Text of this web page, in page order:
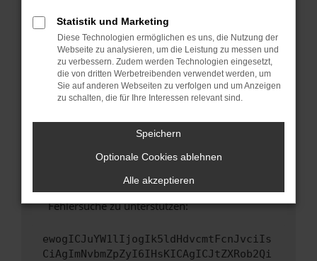
Betriebssystem auf dem neuesten Stand
sind.
Veraltete Software birgt nicht nur ein
Sicherheitsrisiko, sondern kann auch dazu
führen, dass bestimmte Funktionen nicht mehr
unterstützt werden.
Wende dich an den Webseitenbetreiber.
Wenn du alle oben genannten Schritte versucht
hast, kontaktiere uns bitte. Wir werden
versuchen, das Problem zu beheben. Du kannst
uns diesen Text schicken, um uns bei der
Fehlersuche zu unterstützen:
ewogICJuYW1lIjogIk5ldHdvcmtFcnJvciIs
CiAgImNvbmZpZyI6IHsKICAgICJtZXRob2Qi
Statistik und Marketing
Diese Technologien ermöglichen es uns, die Nutzung der
Webseite zu analysieren, um die Leistung zu messen und
zu verbessern. Zudem werden Technologien eingesetzt,
die von dritten Werbetreibenden verwendet werden, um
Sie auf anderen Webseiten zu verfolgen und um Anzeigen
zu schalten, die für Ihre Interessen relevant sind.
Speichern
Optionale Cookies ablehnen
Alle akzeptieren